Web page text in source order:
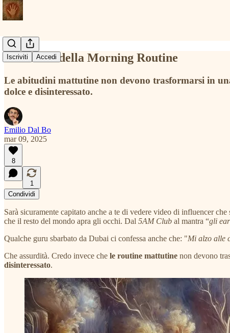
Iscriviti Accedi
Anatomia della Morning Routine
Le abitudini mattutine non devono trasformarsi in
dolce e disinteressato.
Emilio Dal Bo
mar 09, 2025
8
1
Condividi
Sarà sicuramente capitato anche a te di vedere video di influencer
che il resto del mondo apra gli occhi. Dal 5AM Club al mantra “gli
Qualche guru sbarbato da Dubai ci confessa anche che: "Mi alzo alle
Che assurdità. Credo invece che le routine mattutine non devono
disinteressato.